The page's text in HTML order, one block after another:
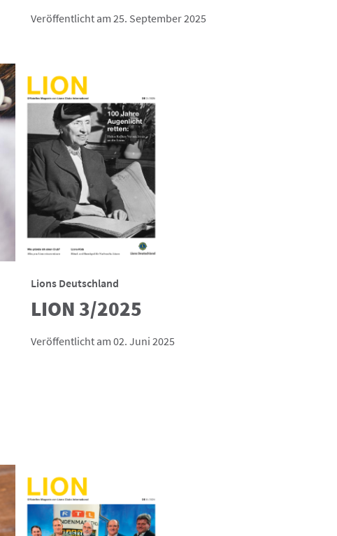
Veröffentlicht am 25. September 2025
Lions Deutschland
LION 3/2025
Veröffentlicht am 02. Juni 2025